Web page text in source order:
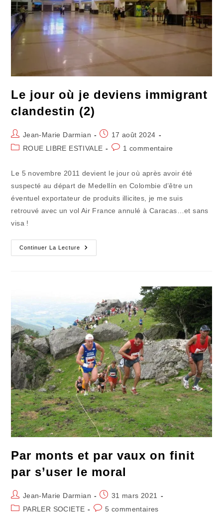
Le jour où je deviens immigrant
clandestin (2)
Auteur/autrice
de
Jean-Marie Darmian
Publication
publiée :
17 août 2024
PostROUE LIBRE ESTIVALE
Commentaires
publication :
1 commentaire
Le 5 novembre 2011 devient le jour où après avoir été
suspecté au départ de Medellín en Colombie d’être un
éventuel exportateur de produits illicites, je me suis
retrouvé avec un vol Air France annulé à Caracas…et sans
visa !
Continuer La Lecture
Le
Jour
Par monts et par vaux on finit
par s’user le moral
Auteur/autrice
de
Jean-Marie Darmian
Publication
publiée :
31 mars 2021
PostPARLER SOCIETE
Commentaires
5 commentaires